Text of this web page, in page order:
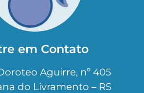
em Contato
Aguirre, nº 405
do Livramento – RS